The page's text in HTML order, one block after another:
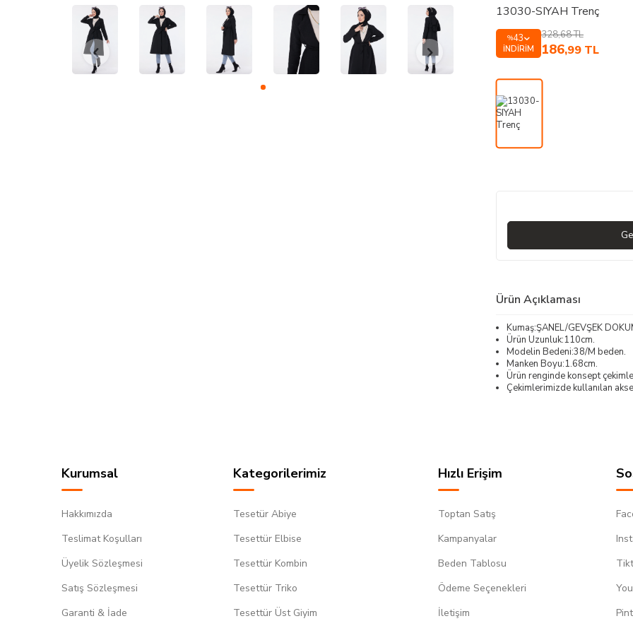
13030-SIYAH Trenç
%43
İNDIRIM
328,68TL
186,99 TL
Ürün Açıklaması
Kumaş:ŞANEL/GEVŞEK
Ürün Uzunluk:110cm.
Modelin Bedeni:38/M beden.
Manken Boyu:1.68cm.
Ürün renginde konsept
Çekimlerimizde kullanılan
Kurumsal
Hakkımızda
Teslimat Koşulları
Üyelik Sözleşmesi
Satış Sözleşmesi
Garanti & İade
Kategorilerimiz
Tesetür Abiye
Tesettür Elbise
Tesettür Kombin
Tesettür Triko
Tesettür Üst Giyim
Hızlı Erişim
Toptan Satış
Kampanyalar
Beden Tablosu
Ödeme Seçenekleri
İletişim